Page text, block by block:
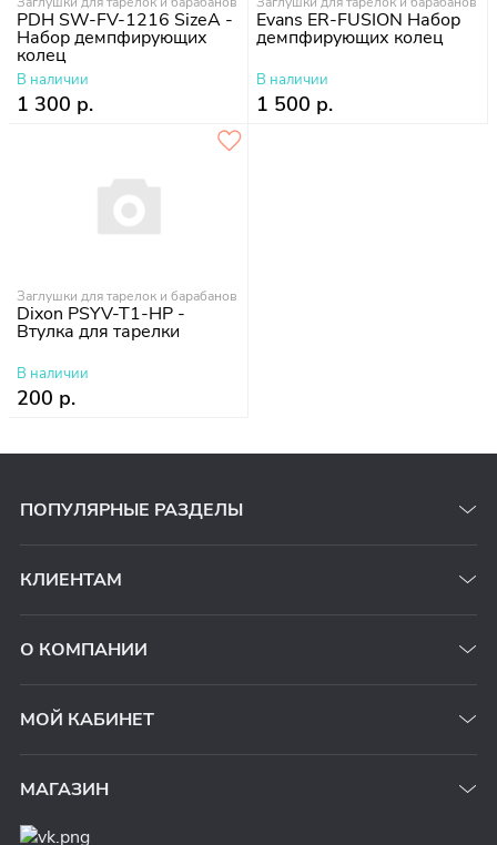
PDH SW-FV-1216 SizeA -
Набор демпфирующих
колец
В наличии
1 300 р.
Evans ER-FUSION Набор
демпфирующих колец
В наличии
1 500 р.
Заглушки для тарелок и барабанов
Dixon PSYV-T1-HP -
Втулка для тарелки
В наличии
200 р.
ПОПУЛЯРНЫЕ РАЗДЕЛЫ
КЛИЕНТАМ
О КОМПАНИИ
МОЙ КАБИНЕТ
МАГАЗИН